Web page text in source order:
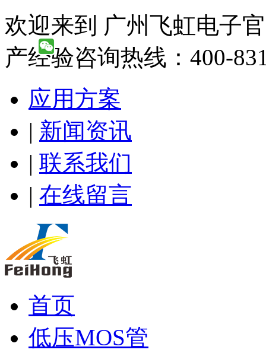
欢迎来到 广州飞虹电子
产经验咨询热线：400-
应用方案
| 新闻资讯
| 联系我们
| 在线留言
首页
低压MOS管